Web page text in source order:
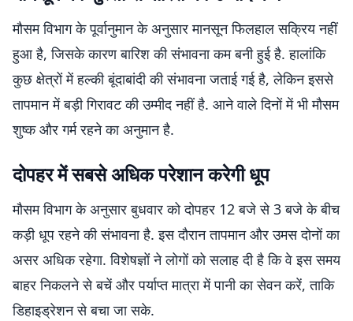
मौसम विभाग के पूर्वानुमान के अनुसार मानसून फिलहाल सक्रिय नहीं
हुआ है, जिसके कारण बारिश की संभावना कम बनी हुई है. हालांकि
कुछ क्षेत्रों में हल्की बूंदाबांदी की संभावना जताई गई है, लेकिन इससे
तापमान में बड़ी गिरावट की उम्मीद नहीं है. आने वाले दिनों में भी मौसम
शुष्क और गर्म रहने का अनुमान है.
दोपहर में सबसे अधिक परेशान करेगी धूप
मौसम विभाग के अनुसार बुधवार को दोपहर 12 बजे से 3 बजे के बीच
कड़ी धूप रहने की संभावना है. इस दौरान तापमान और उमस दोनों का
असर अधिक रहेगा. विशेषज्ञों ने लोगों को सलाह दी है कि वे इस समय
बाहर निकलने से बचें और पर्याप्त मात्रा में पानी का सेवन करें, ताकि
डिहाइड्रेशन से बचा जा सके.